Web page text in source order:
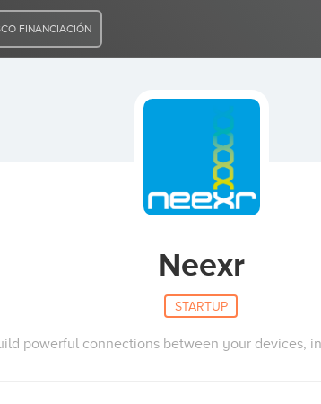
FINANCIACIÓN
Neexr
STARTUP
powerful connections between your devices,